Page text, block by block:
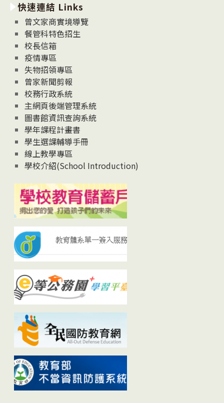
消
息
News
快速連結 Links
曾文家商實境導覽
餐管科特色招生
校長信箱
疫情專區
失物招領專區
曾家新聞剪報
校務行政系統
主網頁後端管理系統
圖書館資訊查詢系統
學年課程計畫書
學生選課輔導手冊
線上教學專區
學校介紹(School Introduction)